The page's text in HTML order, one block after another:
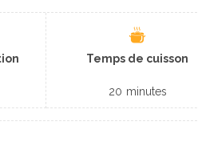
Temps de cuisson
20 minutes